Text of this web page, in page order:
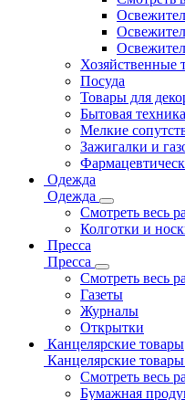
Хозяйственные
Посуда
Товары для
Бытовая техника
Мелкие
Зажигалки и
Одежда
Одежда
Смотреть весь
Колготки и
Пресса
Пресса
Смотреть весь
Газеты
Журналы
Открытки
Канцелярские товары
Канцелярские товары
Смотреть весь
Бумажная